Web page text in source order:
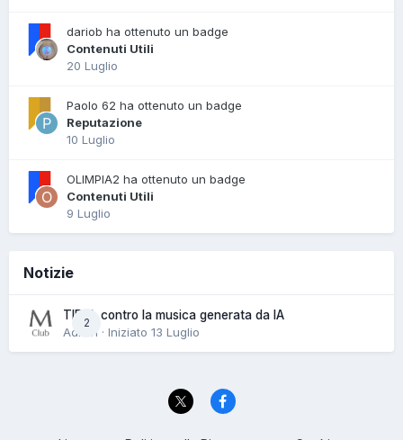
dariob ha ottenuto un badge
Contenuti Utili
20 Luglio
Paolo 62 ha ottenuto un badge
Reputazione
10 Luglio
OLIMPIA2 ha ottenuto un badge
Contenuti Utili
9 Luglio
Notizie
2
TIDAL contro la musica generata da IA
Admin · Iniziato 13 Luglio